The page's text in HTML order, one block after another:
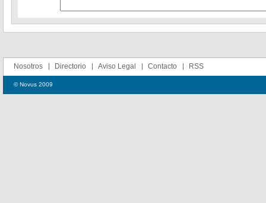
Nosotros Directorio Aviso Legal Contacto RSS
© Novus 2009